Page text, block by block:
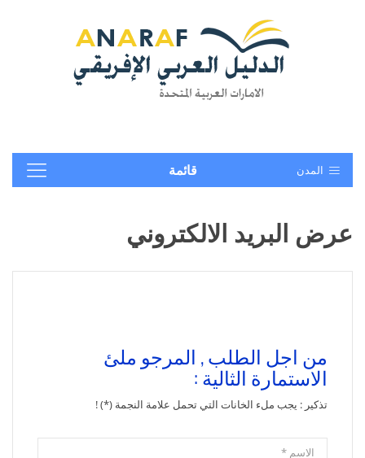
قائمة المدن
عرض البريد الالكتروني
من اجل الطلب , المرجو ملئ
الاستمارة الثالية :
تذكير : يجب ملء الخانات التي تحمل علامة النجمة (*) !